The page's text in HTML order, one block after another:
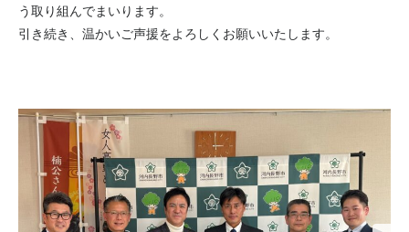
う取り組んでまいります。
引き続き、温かいご声援をよろしくお願いいたします。